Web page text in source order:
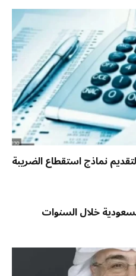
نماذج استقطاع الضريبة
خلال السنوات